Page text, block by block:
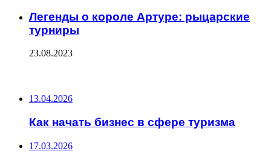
Легенды о короле Артуре: рыцарские
турниры
23.08.2023
13.04.2026
Как начать бизнес в сфере туризма
17.03.2026